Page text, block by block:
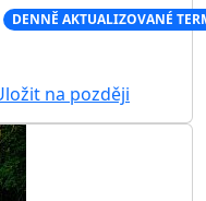
DENNĚ AKTUALIZOVANÉ
na později